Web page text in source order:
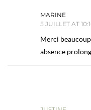
MARINE
5 JUILLET AT
Merci
absence